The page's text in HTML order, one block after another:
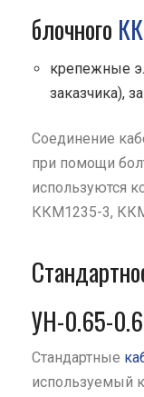
блочного
крепежные
заказчика),
Соединение
при помощи
используются
ККМ1235-3,
УН-0.65-
Стандартные
используемый